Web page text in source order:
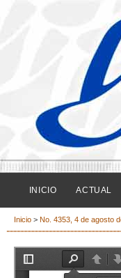
INICIO ACTUAL
Inicio > No. 4353, 4 de agosto